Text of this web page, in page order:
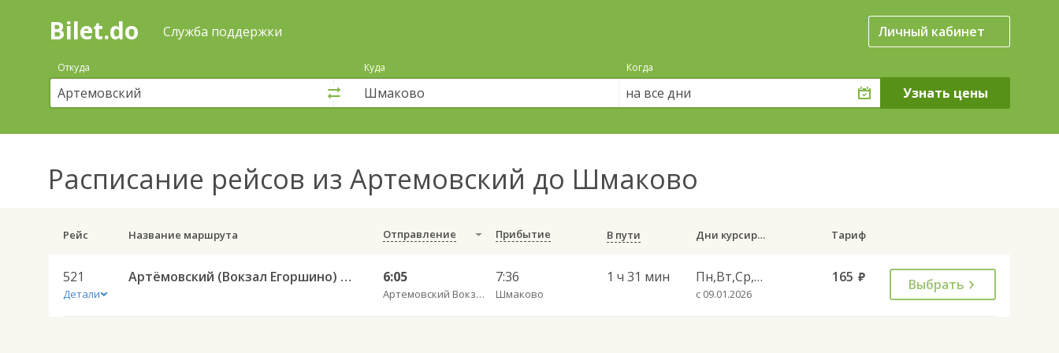
Поиск
покупка
билетов
автобус
онлайн
Bilet.do Служба поддержки Личный кабинет
Откуда Куда Когда
на все дни
Расписание рейсов из Артемовский до Шмаково
Рейс Название маршрута Отправление Прибытие В пути Дни курсирования Тариф
521
Детали
Артёмовский (Вокзал Егоршино) — Ирбит АС 521 6:05
Артемовский Вокзал Егоршино
7:36
Шмаково
1 ч 31 мин Пн,Вт,Ср,Чт,Пт
с 09.01.2026
165 руб. Выбрать